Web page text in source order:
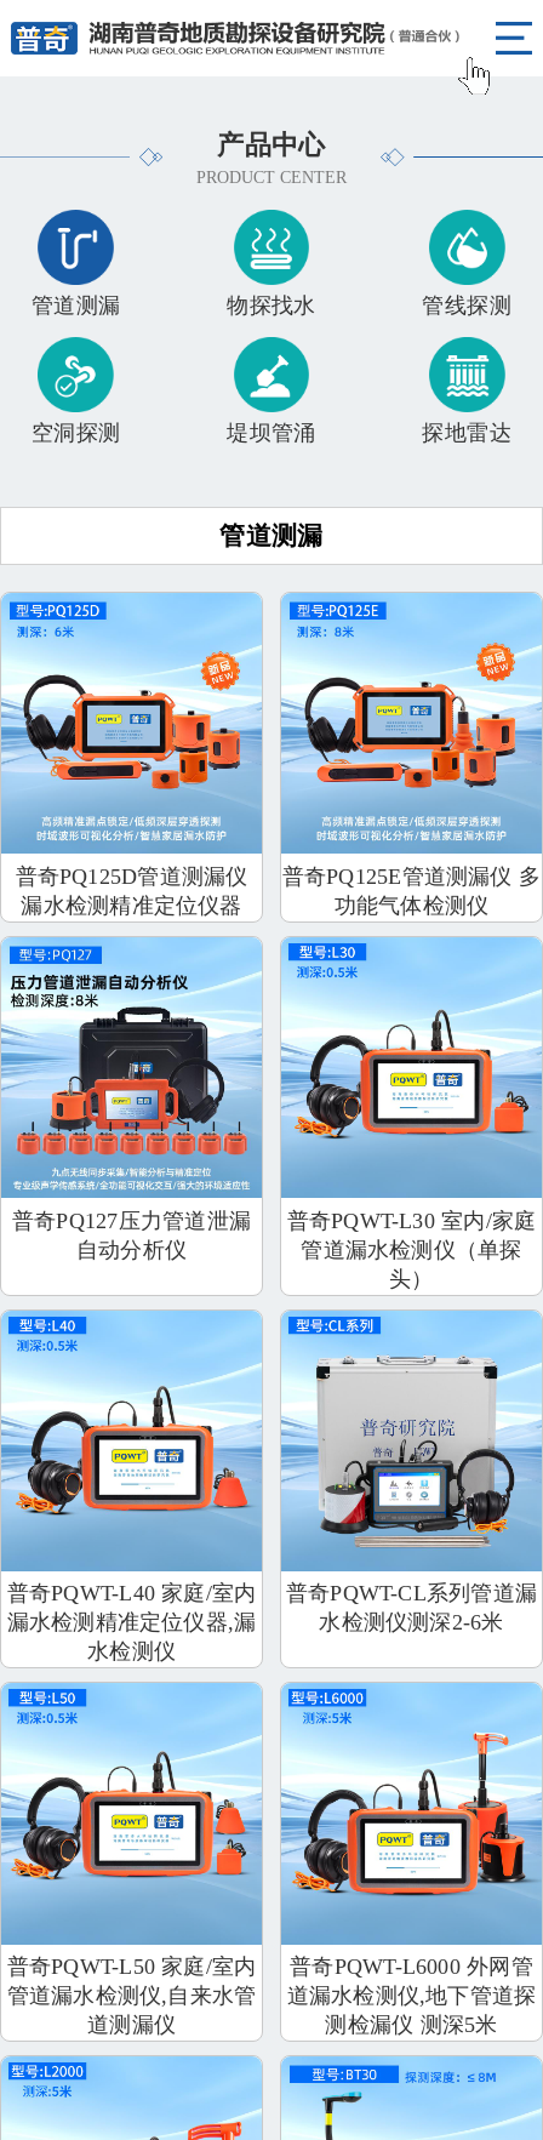
产品中心
PRODUCT CENTER
管道测漏 物探找水 管线探测
空洞探测 堤坝管涌 探地雷达
管道测漏
普奇PQ125D管道测漏仪
漏水检测精准定位仪器
普奇PQ125E管道测漏仪 多
功能气体检测仪
普奇PQ127压⼒管道泄漏
⾃动分析仪
普奇PQWT-L30 室内/家庭
管道漏水检测仪（单探
头）
普奇PQWT-L40 家庭/室内
漏水检测精准定位仪器,漏
水检测仪
普奇PQWT-CL系列管道漏
水检测仪测深2-6米
普奇PQWT-L50 家庭/室内
管道漏水检测仪,自来水管
道测漏仪
普奇PQWT-L6000 外网管
道漏水检测仪,地下管道探
测检漏仪 测深5米